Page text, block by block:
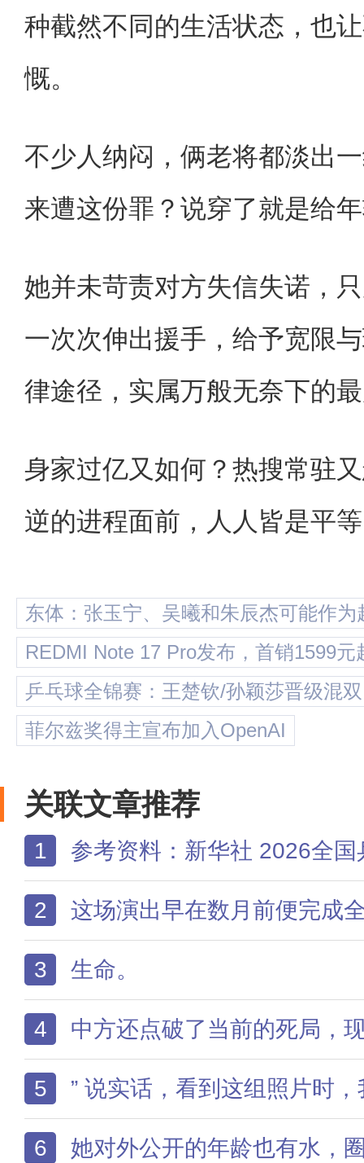
种截然不同的生活状态，也
慨。
不少人纳闷，俩老将都淡出
来遭这份罪？说穿了就是给
她并未苛责对方失信失诺，
一次次伸出援手，给予宽限
律途径，实属万般无奈下的
身家过亿又如何？热搜常驻
逆的进程面前，人人皆是平
东体：张玉宁、吴曦和朱辰杰可能作
REDMI Note 17 Pro发布，首销1599元
乒乓球全锦赛：王楚钦/孙颖莎晋级混
菲尔兹奖得主宣布加入OpenAI
关联文章推荐
1 参考资料：新华社 2026全国乒乓球锦标赛参赛名单公布世界杯四强已经全部落
2 这场演出早在数月前便完成全部前置筹备：场馆档期早已锁定，舞美结构全面搭
3 生命。
4 中方还点破了当前的死局，现在双方陷在互相报复的恶性循环
5 ” 说实话，看到这组照片时，我心里最大
6 她对外公开的年龄也有水，圈内早就有人说她改过